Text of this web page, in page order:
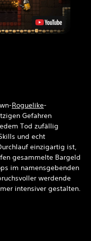
Roguelike-
Gefahren
Tod zufällig
und echt
einzigartig ist,
gesammelte Bargeld
im namensgebenden
werdende
intensiver gestalten.